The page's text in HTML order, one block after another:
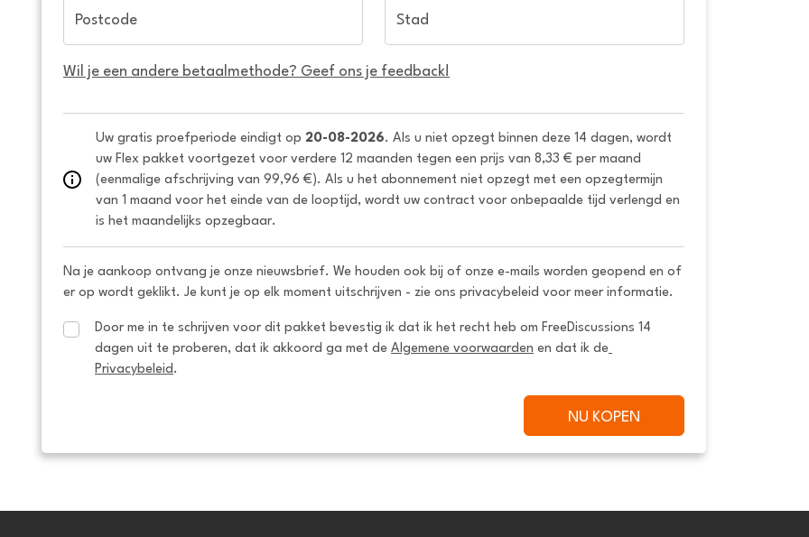
Postcode Stad
Wil je een andere betaalmethode? Geef ons je feedback!
Uw gratis proefperiode eindigt op 20-08-2026. Als u niet opzegt binnen deze 14 dagen, wordt
uw Flex pakket voortgezet voor verdere 12 maanden tegen een prijs van 8,33 € per maand
(eenmalige afschrijving van 99,96 €). Als u het abonnement niet opzegt met een opzegtermijn
van 1 maand voor het einde van de looptijd, wordt uw contract voor onbepaalde tijd verlengd en
is het maandelijks opzegbaar.
Na je aankoop ontvang je onze nieuwsbrief. We houden ook bij of onze e-mails worden geopend en of
er op wordt geklikt. Je kunt je op elk moment uitschrijven - zie ons privacybeleid voor meer informatie.
Door me in te schrijven voor dit pakket bevestig ik dat ik het recht heb om FreeDiscussions 14
dagen uit te proberen, dat ik akkoord ga met de Algemene voorwaarden en dat ik de
Privacybeleid .
NU KOPEN